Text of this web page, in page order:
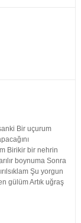
Bir uçurum
Birikir bir nehrin
boynuma Sonra
Şu yorgun
gülüm Artık uğraş